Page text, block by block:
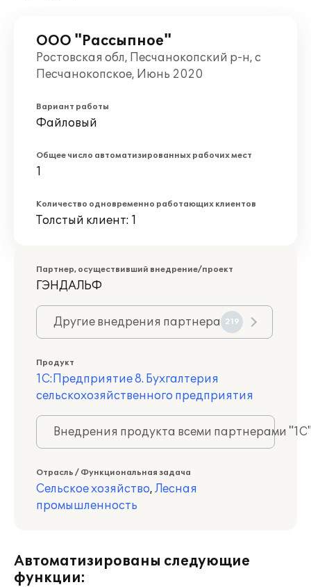
ООО "Рассыпное"
Ростовская обл, Песчанокопский р-н, с
Песчанокопское, Июнь 2020
Вариант работы
Файловый
Общее число автоматизированных рабочих мест
1
Количество одновременно работающих клиентов
Толстый клиент: 1
Партнер, осуществивший внедрение/проект
ГЭНДАЛЬФ
Другие внедрения партнера 219
Продукт
1С:Предприятие 8. Бухгалтерия
сельскохозяйственного предприятия
Внедрения продукта всеми партнерами
Отрасль / Функциональная задача
Сельское хозяйство, Лесная
промышленность
Автоматизированы следующие
функции: